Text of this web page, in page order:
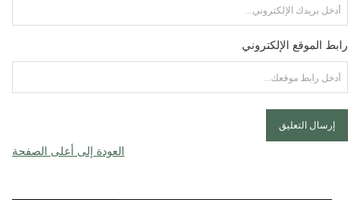
رابط الموقع الإلكتروني
العودة إلى أعلى الصفحة